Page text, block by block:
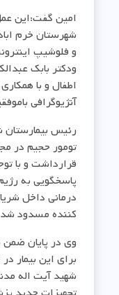
امین گفت:این
شهرستان خرم
ودکتر بابک
اطفال و با
آنژیوگرافی
رئیس بیمارستان
تومور حجیم در
قرارداشت و با
‌پاسخگویی به
درمانی داخل
کننده مسدود
وی در پایان ضمن
برای این بیمار
شهید آیت اله